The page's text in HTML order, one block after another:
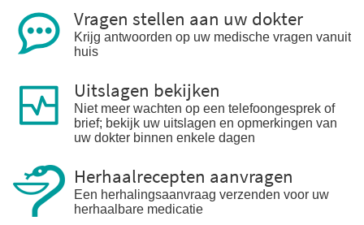
Vragen stellen aan uw dokter
Krijg antwoorden op uw medische vragen vanuit
huis
Uitslagen bekijken
Niet meer wachten op een telefoongesprek of
brief; bekijk uw uitslagen en opmerkingen van
uw dokter binnen enkele dagen
Herhaalrecepten aanvragen
Een herhalingsaanvraag verzenden voor uw
herhaalbare medicatie